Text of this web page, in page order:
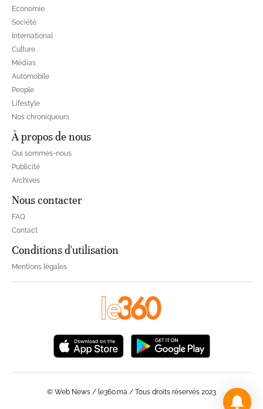
Economie
Société
International
Culture
Médias
Automobile
People
Lifestyle
Nos chroniqueurs
À propos de nous
Qui sommes-nous
Publicité
Archives
Nous contacter
FAQ
Contact
Conditions d'utilisation
Mentions légales
© Web News / le360.ma / Tous droits réservés 2023